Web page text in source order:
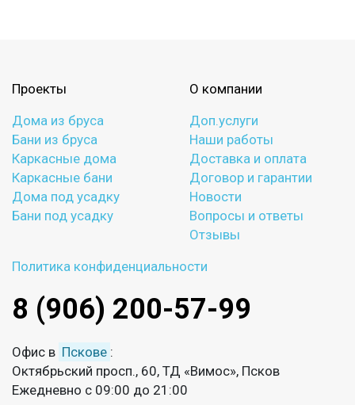
Проекты
Дома из бруса
Бани из бруса
Каркасные дома
Каркасные бани
Дома под усадку
Бани под усадку
О компании
Доп.услуги
Наши работы
Доставка и оплата
Договор и гарантии
Новости
Вопросы и ответы
Отзывы
Политика конфиденциальности
8 (906) 200-57-99
Офис в Пскове :
Октябрьский просп., 60, ТД «Вимос», Псков
Ежедневно с 09:00 до 21:00